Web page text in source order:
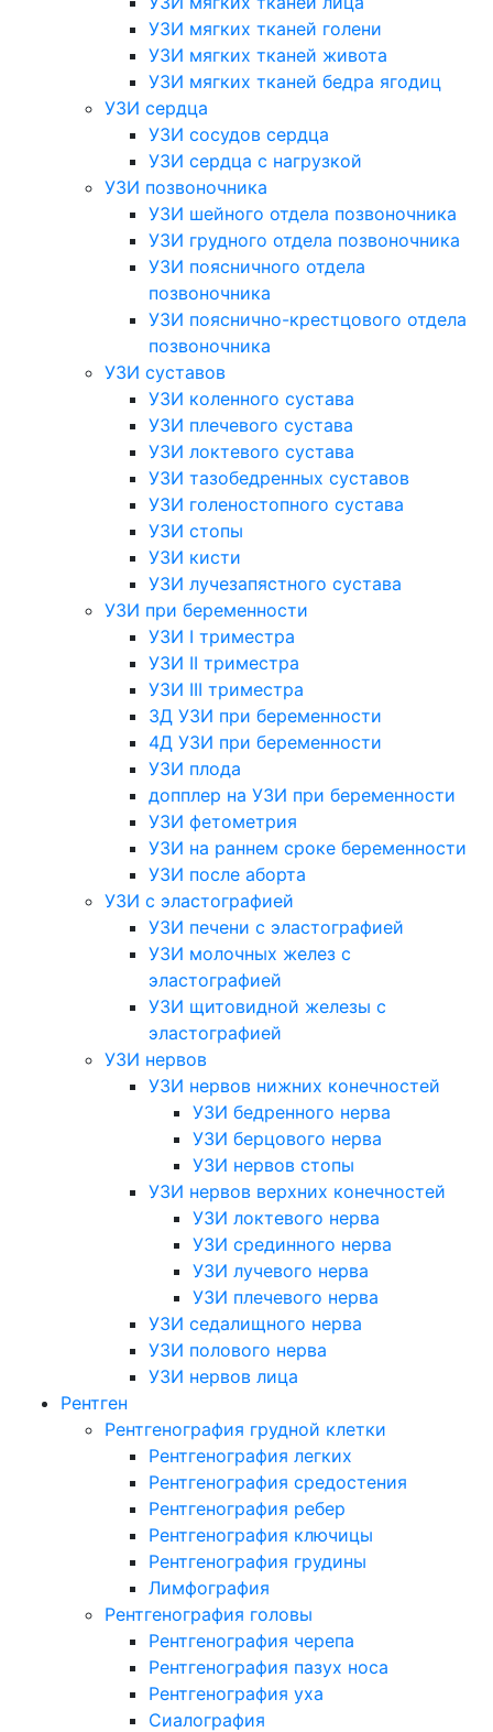
УЗИ мягких тканей голени
УЗИ мягких тканей живота
УЗИ мягких тканей бедра ягодиц
УЗИ сердца
УЗИ сосудов сердца
УЗИ сердца с нагрузкой
УЗИ позвоночника
УЗИ шейного отдела позвоночника
УЗИ грудного отдела позвоночника
УЗИ поясничного отдела
позвоночника
УЗИ пояснично-крестцового отдела
позвоночника
УЗИ суставов
УЗИ коленного сустава
УЗИ плечевого сустава
УЗИ локтевого сустава
УЗИ тазобедренных суставов
УЗИ голеностопного сустава
УЗИ стопы
УЗИ кисти
УЗИ лучезапястного сустава
УЗИ при беременности
УЗИ I триместра
УЗИ II триместра
УЗИ III триместра
3Д УЗИ при беременности
4Д УЗИ при беременности
УЗИ плода
допплер на УЗИ при беременности
УЗИ фетометрия
УЗИ на раннем сроке беременности
УЗИ после аборта
УЗИ с эластографией
УЗИ печени с эластографией
УЗИ молочных желез с
эластографией
УЗИ щитовидной железы с
эластографией
УЗИ нервов
УЗИ нервов нижних конечностей
УЗИ бедренного нерва
УЗИ берцового нерва
УЗИ нервов стопы
УЗИ нервов верхних конечностей
УЗИ локтевого нерва
УЗИ срединного нерва
УЗИ лучевого нерва
УЗИ плечевого нерва
УЗИ седалищного нерва
УЗИ полового нерва
УЗИ нервов лица
Рентген
Рентгенография грудной клетки
Рентгенография легких
Рентгенография средостения
Рентгенография ребер
Рентгенография ключицы
Рентгенография грудины
Лимфография
Рентгенография головы
Рентгенография черепа
Рентгенография пазух носа
Рентгенография уха
Сиалография